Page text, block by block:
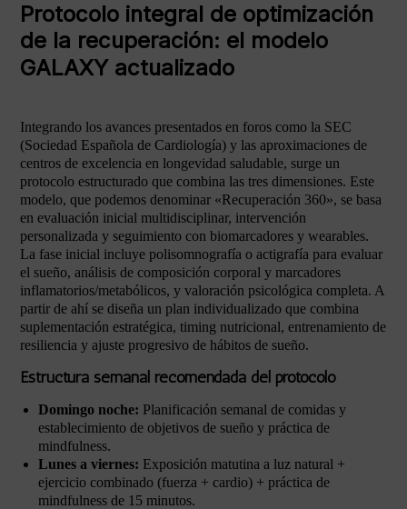
Protocolo integral de optimización
de la recuperación: el modelo
GALAXY actualizado
Integrando los avances presentados en foros como la SEC
(Sociedad Española de Cardiología) y las aproximaciones de
centros de excelencia en longevidad saludable, surge un
protocolo estructurado que combina las tres dimensiones. Este
modelo, que podemos denominar «Recuperación 360», se basa
en evaluación inicial multidisciplinar, intervención
personalizada y seguimiento con biomarcadores y wearables.
La fase inicial incluye polisomnografía o actigrafía para evaluar
el sueño, análisis de composición corporal y marcadores
inflamatorios/metabólicos, y valoración psicológica completa. A
partir de ahí se diseña un plan individualizado que combina
suplementación estratégica, timing nutricional, entrenamiento de
resiliencia y ajuste progresivo de hábitos de sueño.
Estructura semanal recomendada del protocolo
Domingo noche: Planificación semanal de comidas y
establecimiento de objetivos de sueño y práctica de
mindfulness.
Lunes a viernes: Exposición matutina a luz natural +
ejercicio combinado (fuerza + cardio) + práctica de
mindfulness de 15 minutos.